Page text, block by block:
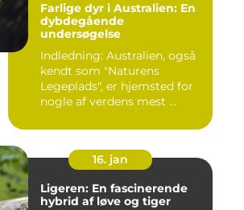
Farlige dyr i Australien: En
dybdegående
undersøgelse
Indledning: Australien, også
kendt som "Naturens
Legeplads", er hjemsted for
nogle af verdens mest ...
16. jan
Ligeren: En fascinerende
hybrid af løve og tiger